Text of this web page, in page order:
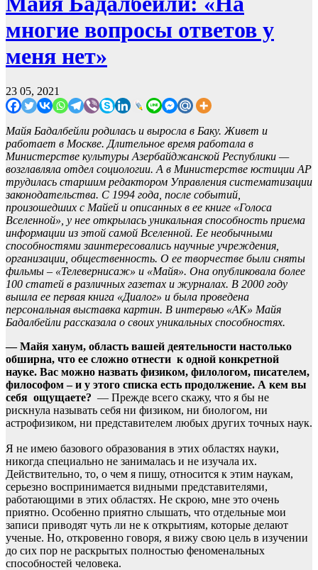
многие вопросы ответов у
меня нет»
23 05, 2021
Майя Бадалбейли родилась и выросла в Баку. Живет и
работает в Москве. Длительное время работала в
Министерстве культуры Азербайджанской Республики —
возглавляла отдел социологии. А в Министерстве юстиции АР
трудилась старшим редактором Управления систематизации
законодательства. С 1994 года, после событий,
произошедших с Майей и описанных в ее книге «Голоса
Вселенной», у нее открылась уникальная способность приема
информации из этой самой Вселенной. Ее необычными
способностями заинтересовались научные учреждения,
организации, общественность. О ее творчестве были сняты
фильмы – «Телевернисаж» и «Майя». Она опубликовала более
100 статей в различных газетах и журналах. В 2000 году
вышла ее первая книга «Диалог» и была проведена
персональная выставка картин. В интервью «АК» Майя
Бадалбейли рассказала о своих уникальных способностях.
— Майя ханум, область вашей деятельности настолько
обширна, что ее сложно отнести к одной конкретной
науке. Вас можно назвать физиком, филологом, писателем,
философом – и у этого списка есть продолжение. А кем вы
себя ощущаете? — Прежде всего скажу, что я бы не
рискнула называть себя ни физиком, ни биологом, ни
астрофизиком, ни представителем любых других точных наук.
Я не имею базового образования в этих областях науки,
никогда специально не занималась и не изучала их.
Действительно, то, о чем я пишу, относится к этим наукам,
серьезно воспринимается видными представителями,
работающими в этих областях. Не скрою, мне это очень
приятно. Особенно приятно слышать, что отдельные мои
записи приводят чуть ли не к открытиям, которые делают
ученые. Но, откровенно говоря, я вижу свою цель в изучении
до сих пор не раскрытых полностью феноменальных
способностей человека.